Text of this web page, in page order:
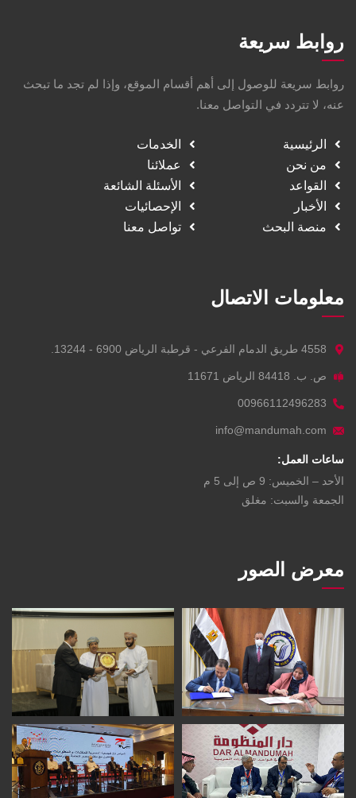
روابط سريعة
روابط سريعة للوصول إلى أهم أقسام الموقع، وإذا لم تجد ما تبحث
عنه، لا تتردد في التواصل معنا.
الرئيسية
من نحن
القواعد
الأخبار
منصة البحث
الخدمات
عملائنا
الأسئلة الشائعة
الإحصائيات
تواصل معنا
معلومات الاتصال
4558 طريق الدمام الفرعي - قرطبة الرياض 6900 - 13244.
ص. ب. 84418 الرياض 11671
00966112496283
info@mandumah.com
ساعات العمل:
الأحد – الخميس: 9 ص إلى 5 م
الجمعة والسبت: مغلق
معرض الصور